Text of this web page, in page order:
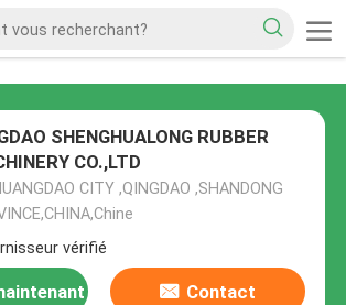
SHENGHUALONG RUBBER
CO.,LTD
CITY ,QINGDAO ,SHANDONG
vérifié
Contact